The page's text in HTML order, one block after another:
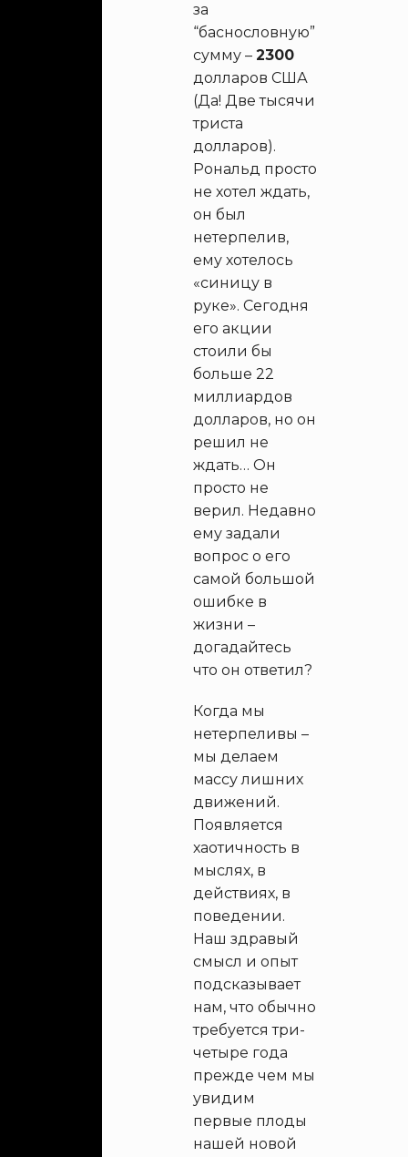
за
“баснословную”
сумму – 2300
долларов США
(Да! Две тысячи
триста
долларов).
Рональд просто
не хотел ждать,
он был
нетерпелив,
ему хотелось
«синицу в
руке». Сегодня
его акции
стоили бы
больше 22
миллиардов
долларов, но он
решил не
ждать… Он
просто не
верил. Недавно
ему задали
вопрос о его
самой большой
ошибке в
жизни –
догадайтесь
что он ответил?
Когда мы
нетерпеливы –
мы делаем
массу лишних
движений.
Появляется
хаотичность в
мыслях, в
действиях, в
поведении.
Наш здравый
смысл и опыт
подсказывает
нам, что обычно
требуется три-
четыре года
прежде чем мы
увидим
первые плоды
нашей новой